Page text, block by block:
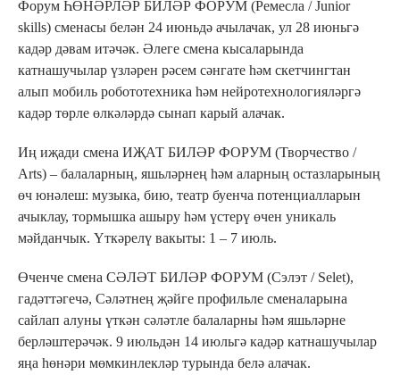
Форум ҺӨНӘРЛӘР БИЛӘР ФОРУМ (Ремесла / Junior
skills) сменасы белән 24 июньдә ачылачак, ул 28 июньгә
кадәр дәвам итәчәк. Әлеге смена кысаларында
катнашучылар үзләрен рәсем сәнгате һәм скетчингтан
алып мобиль робототехника һәм нейротехнологияләргә
кадәр төрле өлкәләрдә сынап карый алачак.
Иң иҗади смена ИҖАТ БИЛӘР ФОРУМ (Творчество /
Arts) – балаларның, яшьләрнең һәм аларның остазларының
өч юнәлеш: музыка, бию, театр буенча потенциалларын
ачыклау, тормышка ашыру һәм үстерү өчен уникаль
мәйданчык. Үткәрелү вакыты: 1 – 7 июль.
Өченче смена СӘЛӘТ БИЛӘР ФОРУМ (Сэлэт / Selet),
гадәттәгечә, Сәләтнең җәйге профильле сменаларына
сайлап алуны үткән сәләтле балаларны һәм яшьләрне
берләштерәчәк. 9 июльдән 14 июльгә кадәр катнашучылар
яңа һөнәри мөмкинлекләр турында белә алачак.